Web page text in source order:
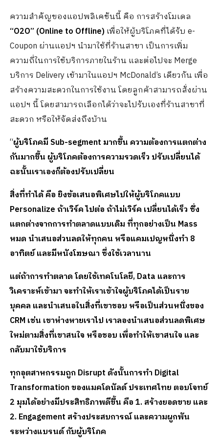
ความสำคัญของแอปพลิเคชันนี้ คือ การสร้างโมเดล
“O2O” (Online to Offline)เพื่อให้ผู้บริโภคที่ได้รับ e-
Coupon ผ่านแอปฯ นำมาใช้ที่ร้านสาขา เป็นการเพิ่ม
ความถี่ในการใช้บริการภายในร้าน และต่อไปจะ Merge
บริการ Delivery เข้ามาในแอปฯ McDonald’s เดียวกัน เพื่อ
สร้างความสะดวกในการใช้งาน โดยลูกค้าสามารถสั่งผ่าน
แอปฯ นี้ โดยสามารถเลือกได้ว่าจะไปรับเองที่ร้านสาขาที่
สะดวก หรือให้จัดส่งถึงบ้าน
“ผู้บริโภคมีSub-segment มากขึ้น ความต้องการแตกต่าง
กันมากขึ้น ผู้บริโภคต้องการความรวดเร็ว ปรับเปลี่ยนได้
ฉะนั้นเราเองก็ต้องปรับเปลี่ยน
สิ่งที่ทำได้ คือ ยิงข้อเสนอพิเศษไปให้ผู้บริโภคแบบ
Personalize ถ้าเวิร์ค ไปต่อ ถ้าไม่เวิร์ค เปลี่ยนได้เร็ว ซึ่ง
แตกต่างจากการทำตลาดแบบเดิม ที่ทุกอย่างเป็น Mass
หมด นำเสนอส่วนลดให้ทุกคน หรือแคมเปญหนึ่งทำ 8
อาทิตย์ และมีหนังโฆษณา ซี่งใช้เวลานาน
แต่ถ้าการทำตลาด โดยใช้เทคโนโลยี, Data และการ
วิเคราะห์เข้ามา จะทำให้เราเข้าใจผู้บริโภคได้เป็นราย
บุคคล และนำเสนอในสิ่งที่เขาชอบ หรือเป็นส่วนหนึ่งของ
CRM เช่น เขาห่างหายเราไป เราลองนำเสนอส่วนลดพิเศษ
ใหม่ตามสิ่งที่เขาสนใจ หรือชอบ เพื่อทำให้เขาสนใจ และ
กลับมาใช้บริการ
ทุกอุตสาหกรรมถูก Disrupt ดังนั้นการทำ Digital
Transformation ของแมคโดนัลด์ ประเทศไทย ตอบโจทย์
2 มุมได้อย่างมีประสิทธิภาพดีขึ้น คือ 1. สร้างยอดขาย และ
2. Engagement สร้างประสบการณ์ และความผูกพัน
ระหว่างแบรนด์​ กับผู้บริโภค